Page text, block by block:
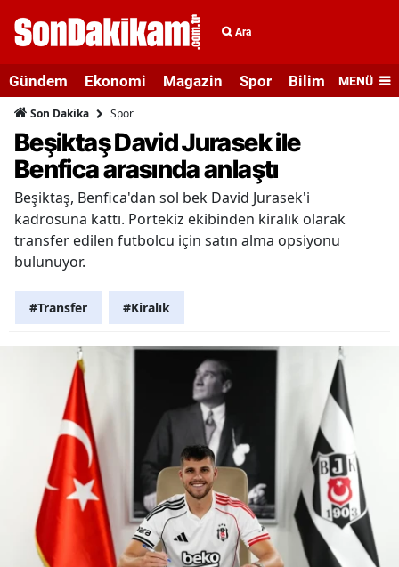
Ara
Gündem Ekonomi Magazin Spor Bilim veMENÜ
Son Dakika Spor
Beşiktaş David Jurasek ile
Benfica arasında anlaştı
Beşiktaş, Benfica'dan sol bek David Jurasek'i
kadrosuna kattı. Portekiz ekibinden kiralık olarak
transfer edilen futbolcu için satın alma opsiyonu
bulunuyor.
#Transfer #Kiralık